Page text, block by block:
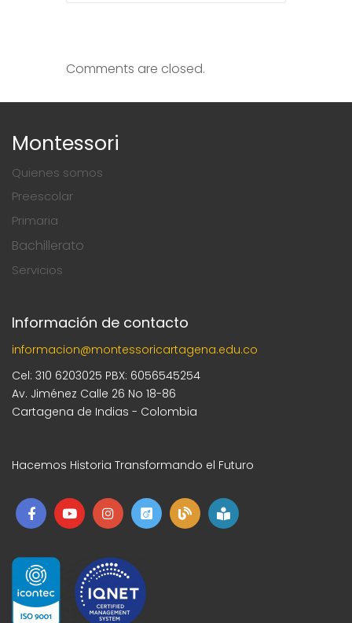
Comments are closed.
Montessori
Quienes somos
Preescolar
Primaria
Bachillerato
Servicios
Información de contacto
informacion@montessoricartagena.edu.co
Cel: 310 6203025 PBX: 6056545254
Av. Jiménez Calle 26 No 18-86
Cartagena de Indias - Colombia
Hacemos Historia Transformando el Futuro